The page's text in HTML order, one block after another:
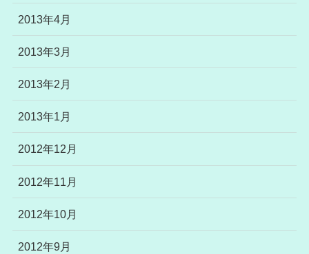
2013年4月
2013年3月
2013年2月
2013年1月
2012年12月
2012年11月
2012年10月
2012年9月